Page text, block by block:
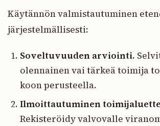
Käytännön valmistautuminen
järjestelmällisesti:
Soveltuvuuden arviointi.
olennainen vai tärkeä toimija
koon perusteella.
Ilmoittautuminen
Rekisteröidy valvovalle